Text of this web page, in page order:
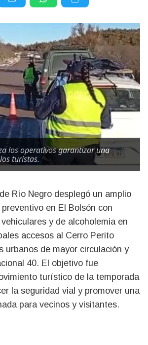
los operativos garantizar una
turistas.
en El Bolsón con
y de alcoholemia en
accesos al Cerro Perito
urbanos de mayor circulación y
40. El objetivo fue
turístico de la temporada
la seguridad vial y promover una
para vecinos y visitantes.